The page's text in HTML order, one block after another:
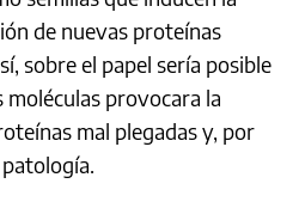
de nuevas proteínas
sobre el papel sería posible
moléculas provocara la
mal plegadas y, por